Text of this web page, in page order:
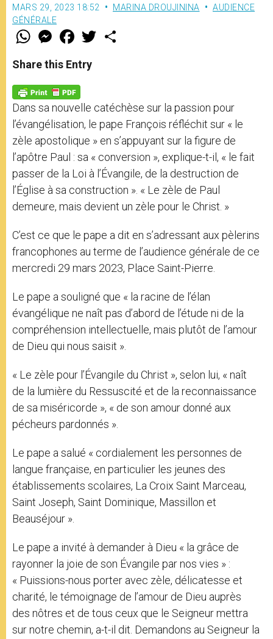
MARS 29, 2023 18:52 MARINA DROUJININA
AUDIENCE
GÉNÉRALE
W
t
s
p
p
M
e
s
e
g
e
r
F
a
e
b
o
k
w
Share this Entry
Dans sa nouvelle catéchèse sur la passion pour
l’évangélisation, le pape François réfléchit sur « le
zèle apostolique » en s’appuyant sur la figure de
l’apôtre Paul : sa « conversion », explique-t-il, « le fait
passer de la Loi à l’Évangile, de la destruction de
l’Église à sa construction ». « Le zèle de Paul
demeure, mais devient un zèle pour le Christ. »
C’est ce que le pape a dit en s’adressant aux pèlerins
francophones au terme de l’audience générale de ce
mercredi 29 mars 2023, Place Saint-Pierre.
Le pape a souligné que « la racine de l’élan
évangélique ne naît pas d’abord de l’étude ni de la
compréhension intellectuelle, mais plutôt de l’amour
de Dieu qui nous saisit ».
« Le zèle pour l’Évangile du Christ », selon lui, « naît
de la lumière du Ressuscité et de la reconnaissance
de sa miséricorde », « de son amour donné aux
pécheurs pardonnés ».
Le pape a salué « cordialement les personnes de
langue française, en particulier les jeunes des
établissements scolaires, La Croix Saint Marceau,
Saint Joseph, Saint Dominique, Massillon et
Beauséjour ».
Le pape a invité à demander à Dieu « la grâce de
rayonner la joie de son Évangile par nos vies » :
« Puissions-nous porter avec zèle, délicatesse et
charité, le témoignage de l’amour de Dieu auprès
des nôtres et de tous ceux que le Seigneur mettra
sur notre chemin, a-t-il dit. Demandons au Seigneur la